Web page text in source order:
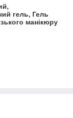
гель, Гель
манікюру